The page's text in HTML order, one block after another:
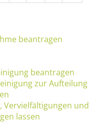
beantragen
beantragen
zur Aufteilung
Vervielfältigungen und
lassen